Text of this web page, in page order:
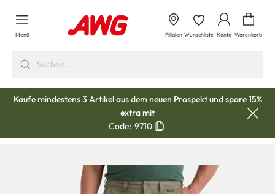
springen
Menü Filialen Wunschliste Konto Warenkorb
Kaufe mindestens 3 Artikel aus demneuen Prospektund spare 15%
extra mit
Code: 9710